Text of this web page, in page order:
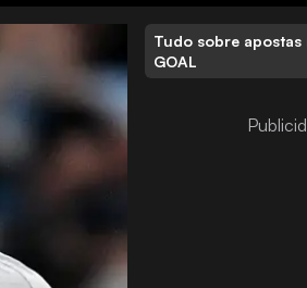
Tudo sobre apostas
GOAL